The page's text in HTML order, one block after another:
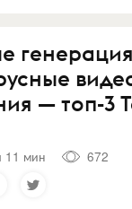
— топ-3
11 мин
672